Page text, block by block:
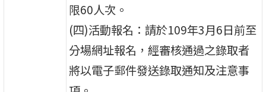
限60人次。
(四)活動報名：請於109年3月6日前至
分場網址報名，經審核通過之錄取者
將以電子郵件發送錄取通知及注意事